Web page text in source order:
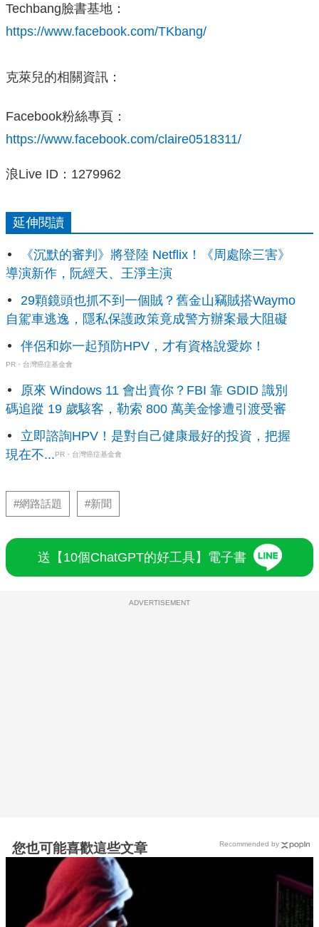
Techbang臉書基地：
https://www.facebook.com/TKbang/
克萊兒的相關資訊：
Facebook粉絲專頁：
https://www.facebook.com/claire0518311/
浪Live ID：1279962
延伸閱讀
《沉默的審判》將登陸 Netflix！《周處除三害》
導演新作，阮經天、王淨主演
29顆鏡頭也抓不到一個賊？舊金山竊賊搭Waymo
自駕車逃逸，隱私保護政策竟成警方辦案最大阻礙
伴侶和妳一起預防HPV，才有資格說愛妳！
PR・台灣癌症基金會
原來 Windows 11 會出賣你？FBI 靠 GDID 識別
碼追蹤 19 歲駭客，勒索 800 萬美金慘遭引渡受審
立即諮詢HPV！是對自己健康最好的投資，把握
現在不...PR・台灣癌症基金會
#網路話題 #新聞
送【10個ChatGPT的好工具】電子書
ADVERTISEMENT
您也可能喜歡這些文章 Recommended by